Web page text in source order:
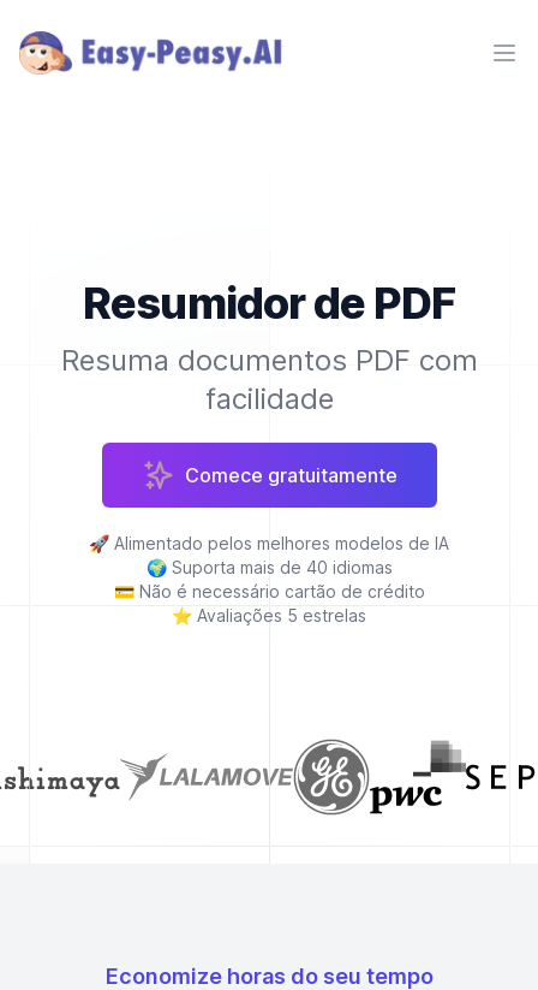
Resumidor de PDF
Resuma documentos PDF com
facilidade
Comece gratuitamente
🚀 Alimentado pelos melhores modelos de IA
🌍 Suporta mais de 40 idiomas
💳 Não é necessário cartão de crédito
⭐ Avaliações 5 estrelas
Economize horas do seu tempo